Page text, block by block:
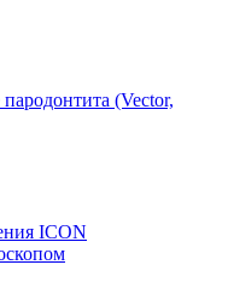
(Vector,
ICON